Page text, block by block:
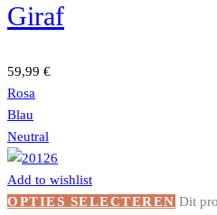
Giraf
59,99 €
Rosa
Blau
Neutral
Add to wishlist
OPTIES SELECTEREN Dit